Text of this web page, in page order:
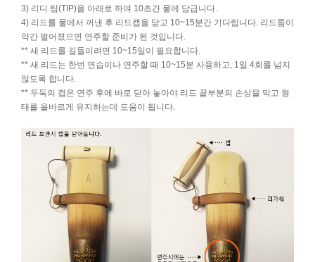
3) 리디 팀(TIP)을 아래로 하여 10초간 물에 담급니다.
4) 리드를 물에서 꺼낸 후 리드캡을 닫고 10~15분간 기다립니다. 리드틈이
약간 벌어졌으면 연주할 준비가 된 것입니다.
** 새 리드를 길들이려면 10~15일이 필요합니다.
** 새 리드는 한번 연습이나 연주할 때 10~15분 사용하고, 1일 4회를 넘지
않도록 합니다.
** 두둑의 캡은 연주 후에 바로 닫아 놓아야 리드 끝부분의 손상을 막고 형
태를 올바르게 유지하는데 도움이 됩니다.